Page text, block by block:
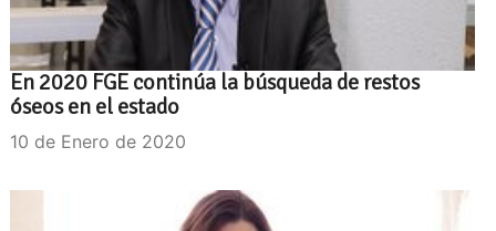
En 2020 FGE continúa la búsqueda de restos
óseos en el estado
10 de Enero de 2020